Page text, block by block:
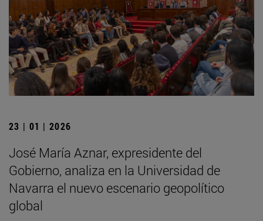
23 | 01 | 2026
José María Aznar, expresidente del
Gobierno, analiza en la Universidad de
Navarra el nuevo escenario geopolítico
global